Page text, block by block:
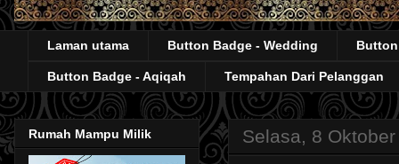
Laman utama Button Badge - Wedding
Button Badge - Aqiqah Tempahan Dari Pelanggan
Selasa, 8
Rumah Mampu Milik